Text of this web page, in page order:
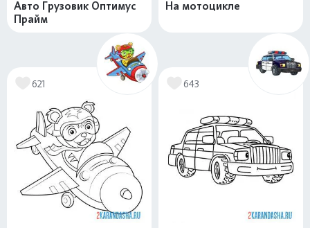
Авто Грузовик Оптимус
Прайм
На мотоцикле
621 643